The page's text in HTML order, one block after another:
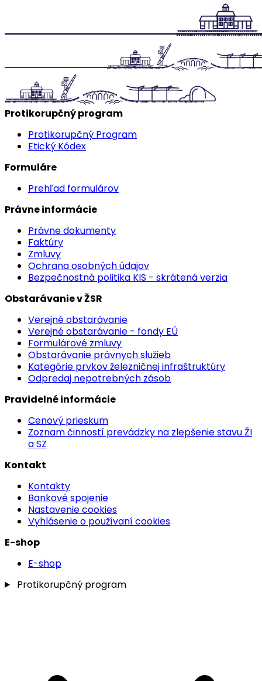
Protikorupčný program
Protikorupčný Program
Etický Kódex
Formuláre
Prehľad formulárov
Právne informácie
Právne dokumenty
Faktúry
Zmluvy
Ochrana osobných údajov
Bezpečnostná politika KIS - skrátená verzia
Obstarávanie v ŽSR
Verejné obstarávanie
Verejné obstarávanie - fondy EÚ
Formulárové zmluvy
Obstarávanie právnych služieb
Kategórie prvkov železničnej infraštruktúry
Odpredaj nepotrebných zásob
Pravidelné informácie
Cenový prieskum
Zoznam činností prevádzky na zlepšenie stavu ŽI
a SZ
Kontakt
Kontakty
Bankové spojenie
Nastavenie cookies
Vyhlásenie o používaní cookies
E-shop
E-shop
Protikorupčný program